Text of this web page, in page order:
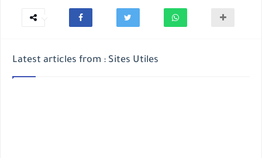
Latest articles from : Sites Utiles